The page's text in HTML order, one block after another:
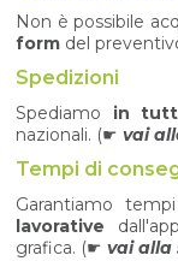
Non è possibile
form del
Spedizioni
Spediamo in
nazionali. (☛vai
Tempi di
Garantiamo
lavorative
grafica. (☛vai alla